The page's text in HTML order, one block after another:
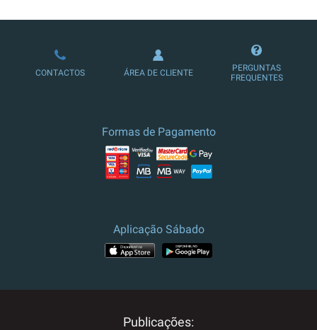
LOJA DE ASSINATURAS
CONTACTOS ÁREA DE CLIENTE
PERGUNTAS
FREQUENTES
Formas de Pagamento
Aplicação Sábado
Publicações: